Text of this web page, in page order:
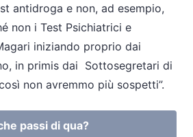
antidroga e non, ad esempio,
non i Test Psichiatrici e
iniziando proprio dai
in primis dai Sottosegretari di
non avremmo più sospetti”.
passi di qua?